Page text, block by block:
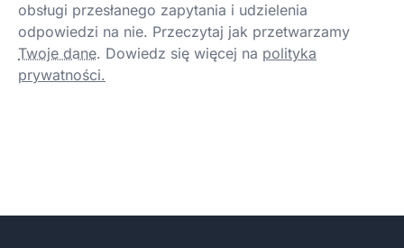
obsługi przesłanego zapytania i udzielenia
odpowiedzi na nie. Przeczytaj jak przetwarzamy
Twoje dane. Dowiedz się więcej na polityka
prywatności.